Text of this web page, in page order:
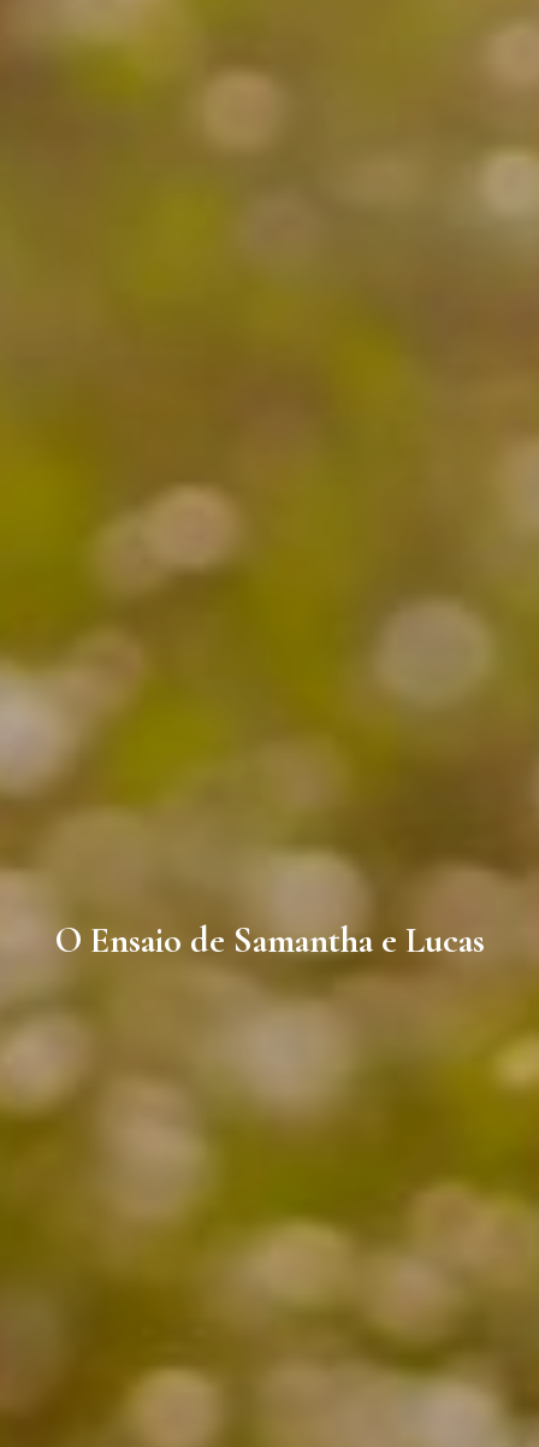
O Ensaio de Samantha e Lucas